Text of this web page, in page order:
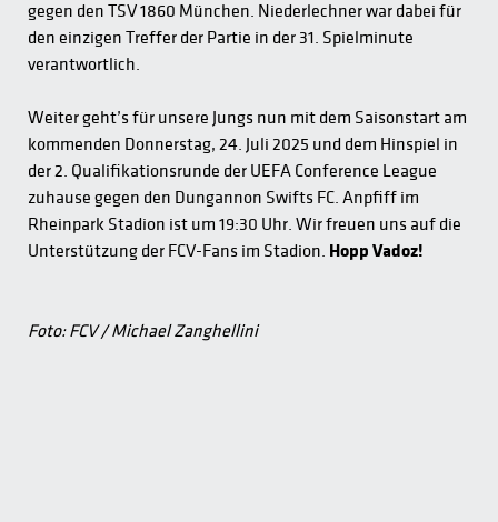
gegen den TSV 1860 München. Niederlechner war dabei für
den einzigen Treffer der Partie in der 31. Spielminute
verantwortlich.
Weiter geht’s für unsere Jungs nun mit dem Saisonstart am
kommenden Donnerstag, 24. Juli 2025 und dem Hinspiel in
der 2. Qualifikationsrunde der UEFA Conference League
zuhause gegen den Dungannon Swifts FC. Anpfiff im
Rheinpark Stadion ist um 19:30 Uhr. Wir freuen uns auf die
Unterstützung der FCV-Fans im Stadion. Hopp Vadoz!
Foto: FCV / Michael Zanghellini